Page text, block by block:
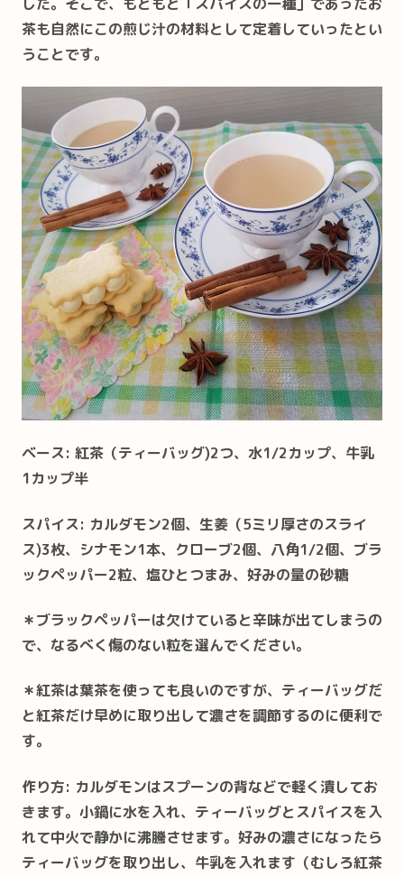
茶も自然にこの煎じ汁の材料として定着していったとい
うことです。
ベース: 紅茶（ティーバッグ)2つ、水1/2カップ、牛乳
1カップ半
スパイス: カルダモン2個、生姜（5ミリ厚さのスライ
ス)3枚、シナモン1本、クローブ2個、八角1/2個、ブラ
ックペッパー2粒、塩ひとつまみ、好みの量の砂糖
＊ブラックペッパーは欠けていると辛味が出てしまうの
で、なるべく傷のない粒を選んでください。
＊紅茶は葉茶を使っても良いのですが、ティーバッグだ
と紅茶だけ早めに取り出して濃さを調節するのに便利で
す。
作り方: カルダモンはスプーンの背などで軽く潰してお
きます。小鍋に水を入れ、ティーバッグとスパイスを入
れて中火で静かに沸騰させます。好みの濃さになったら
ティーバッグを取り出し、牛乳を入れます（むしろ紅茶